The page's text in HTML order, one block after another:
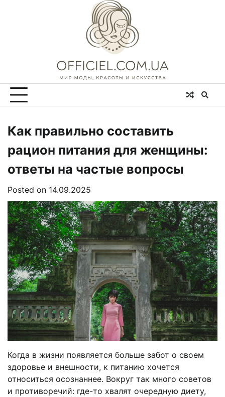
Как правильно составить
рацион питания для женщины:
ответы на частые вопросы
Posted on 14.09.2025
Когда в жизни появляется больше забот о своем
здоровье и внешности, к питанию хочется
относиться осознаннее. Вокруг так много советов
и противоречий: где-то хвалят очередную диету,